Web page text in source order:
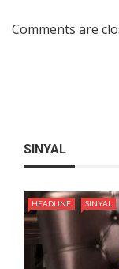
Comments are
SINYAL
HEADLINE SINYAL